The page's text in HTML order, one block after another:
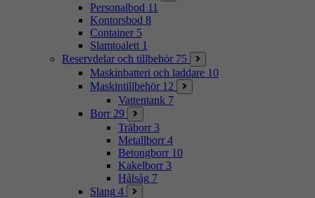
Personalbod 11
Kontorsbod 8
Container 5
Slamtoalett 1
Reservdelar och tillbehör 75
Maskinbatteri och laddare 10
Maskintillbehör 12
Vattentank 7
Borr 29
Träborr 3
Metallborr 4
Betongborr 10
Kakelborr 3
Hålsåg 7
Slang 4